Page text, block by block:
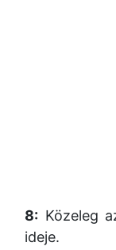
8: Közeleg
ideje.